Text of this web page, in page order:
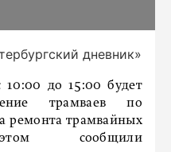
дневник»
до 15:00 будет
трамваев по
ремонта трамвайных
сообщили